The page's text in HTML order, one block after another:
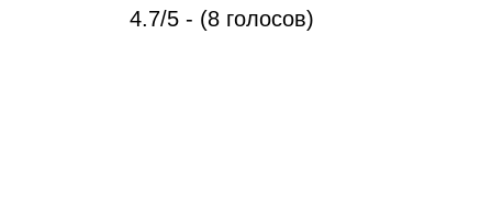
4.7/5 - (8 голосов)